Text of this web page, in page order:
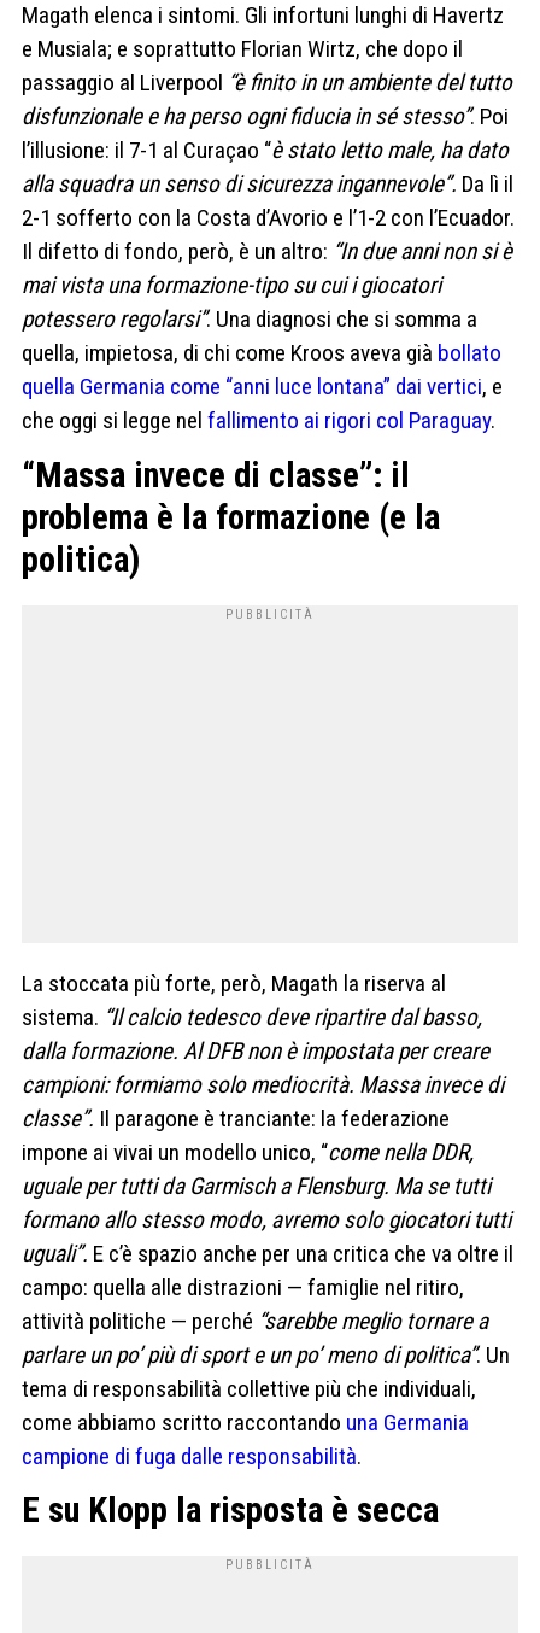
Magath elenca i sintomi. Gli infortuni lunghi di Havertz
e Musiala; e soprattutto Florian Wirtz, che dopo il
passaggio al Liverpool “è finito in un ambiente del tutto
disfunzionale e ha perso ogni fiducia in sé stesso”. Poi
l’illusione: il 7-1 al Curaçao “è stato letto male, ha dato
alla squadra un senso di sicurezza ingannevole”. Da lì il
2-1 sofferto con la Costa d’Avorio e l’1-2 con l’Ecuador.
Il difetto di fondo, però, è un altro: “In due anni non si è
mai vista una formazione-tipo su cui i giocatori
potessero regolarsi”. Una diagnosi che si somma a
quella, impietosa, di chi come Kroos aveva già bollato
quella Germania come “anni luce lontana” dai vertici, e
che oggi si legge nel fallimento ai rigori col Paraguay.
“Massa invece di classe”: il
problema è la formazione (e la
politica)
La stoccata più forte, però, Magath la riserva al
sistema. “Il calcio tedesco deve ripartire dal basso,
dalla formazione. Al DFB non è impostata per creare
campioni: formiamo solo mediocrità. Massa invece di
classe”. Il paragone è tranciante: la federazione
impone ai vivai un modello unico, “come nella DDR,
uguale per tutti da Garmisch a Flensburg. Ma se tutti
formano allo stesso modo, avremo solo giocatori tutti
uguali”. E c’è spazio anche per una critica che va oltre il
campo: quella alle distrazioni — famiglie nel ritiro,
attività politiche — perché “sarebbe meglio tornare a
parlare un po’ più di sport e un po’ meno di politica”. Un
tema di responsabilità collettive più che individuali,
come abbiamo scritto raccontando una Germania
campione di fuga dalle responsabilità.
E su Klopp la risposta è secca